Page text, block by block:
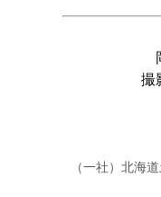
撮
（一社）北海